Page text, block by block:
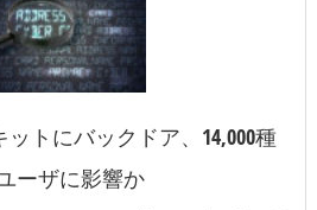
トにバックドア、14,000種
ーザに影響か